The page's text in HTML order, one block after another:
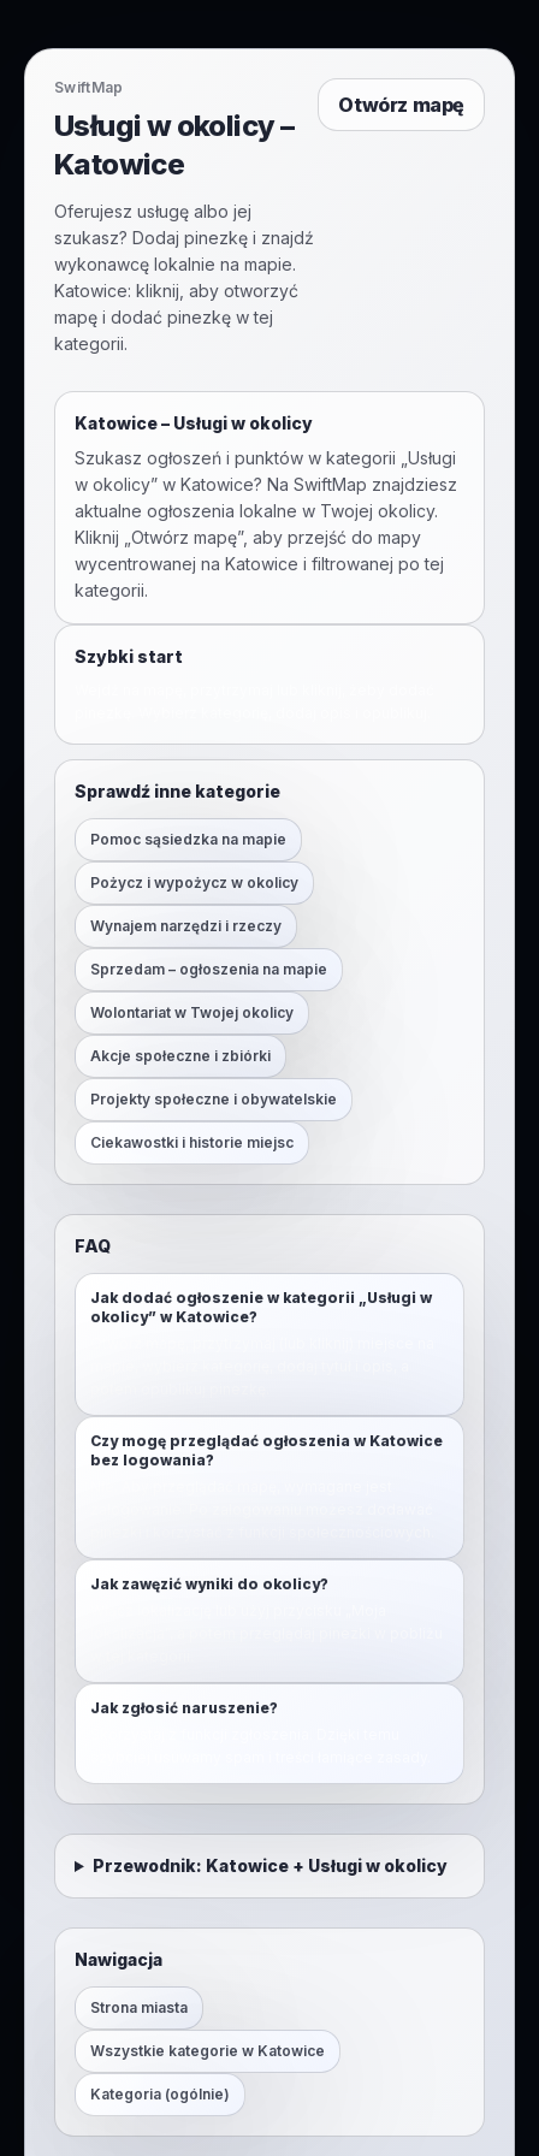
SwiftMap
Usługi w okolicy –
Katowice
Oferujesz usługę albo jej
szukasz? Dodaj pinezkę i znajdź
wykonawcę lokalnie na mapie.
Katowice: kliknij, aby otworzyć
mapę i dodać pinezkę w tej
kategorii.
Otwórz mapę
Katowice– Usługi w okolicy
Szukasz ogłoszeń i punktów w kategorii „ Usługi
w okolicy” w Katowice? Na SwiftMap znajdziesz
aktualne ogłoszenia lokalne w Twojej okolicy.
Kliknij „Otwórz mapę”, aby przejść do mapy
wycentrowanej na Katowice i filtrowanej po tej
kategorii.
Szybki start
Sprawdź inne kategorie
Pomoc sąsiedzka na mapie
Pożycz i wypożycz w okolicy
Wynajem narzędzi i rzeczy
Sprzedam – ogłoszenia na mapie
Wolontariat w Twojej okolicy
Akcje społeczne i zbiórki
Projekty społeczne i obywatelskie
Ciekawostki i historie miejsc
FAQ
Jak dodać ogłoszenie w kategorii „Usługi w
okolicy” w Katowice?
Czy mogę przeglądać ogłoszenia w Katowice
bez logowania?
Jak zawęzić wyniki do okolicy?
Jak zgłosić naruszenie?
Przewodnik: Katowice+ Usługi w okolicy
Nawigacja
Strona miasta
Wszystkie kategorie w Katowice
Kategoria (ogólnie)